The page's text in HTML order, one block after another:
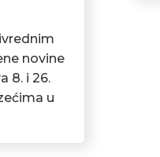
novine
8. i 26.
u